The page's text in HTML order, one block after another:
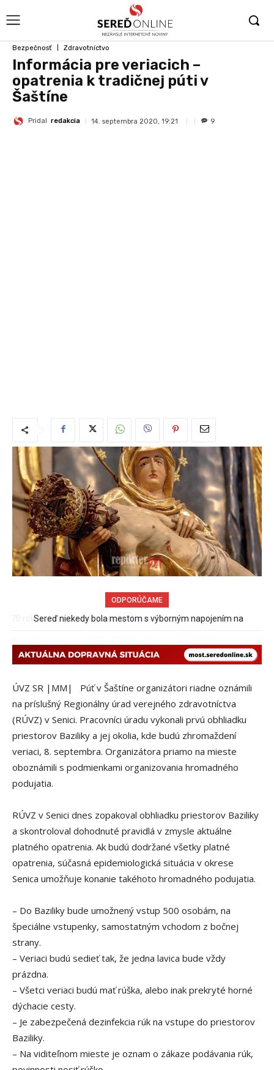
Bezpečnosť Zdravotníctvo
Informácia pre veriacich –
opatrenia k tradičnej púti v
Šaštíne
Pridal redakcia 14. septembra 2020, 19:21 9
ODPORÚČAME
Sereď niekedy bola mestom s výborným napojením na
ÚVZ SR |MM| Púť v Šaštíne organizátori riadne oznámili
na príslušný Regionálny úrad verejného zdravotníctva
(RÚVZ) v Senici. Pracovníci úradu vykonali prvú obhliadku
priestorov Baziliky a jej okolia, kde budú zhromaždení
veriaci, 8. septembra. Organizátora priamo na mieste
oboznámili s podmienkami organizovania hromadného
podujatia.
RÚVZ v Senici dnes zopakoval obhliadku priestorov Baziliky
a skontroloval dohodnuté pravidlá v zmysle aktuálne
platného opatrenia. Ak budú dodržané všetky platné
opatrenia, súčasná epidemiologická situácia v okrese
Senica umožňuje konanie takéhoto hromadného podujatia.
– Do Baziliky bude umožnený vstup 500 osobám, na
špeciálne vstupenky, samostatným vchodom z bočnej
strany.
– Veriaci budú sedieť tak, že jedna lavica bude vždy
prázdna.
– Všetci veriaci budú mať rúška, alebo inak prekryté horné
dýchacie cesty.
– Je zabezpečená dezinfekcia rúk na vstupe do priestorov
Baziliky.
– Na viditeľnom mieste je oznam o zákaze podávania rúk,